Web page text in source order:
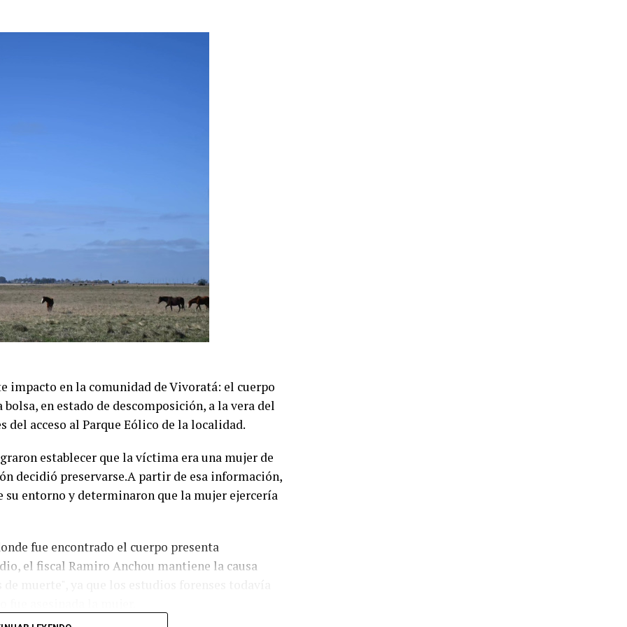
locales e invitados en el escenario principal,
entretenimiento infantil con juegos e inflables.
históricas arboledas y dejarse tentar por una
de buena música es el plan perfecto para
(ChocoGesell)
de 2026
303, Villa Gesell)
y visitantes
impacto en la comunidad de Vivoratá: el cuerpo
en estado de descomposición, a la vera del
del acceso al Parque Eólico de la localidad.
establecer que la víctima era una mujer de
decidió preservarse.A partir de esa información,
entorno y determinaron que la mujer ejercería
fue encontrado el cuerpo presenta
el fiscal Ramiro Anchou mantiene la causa